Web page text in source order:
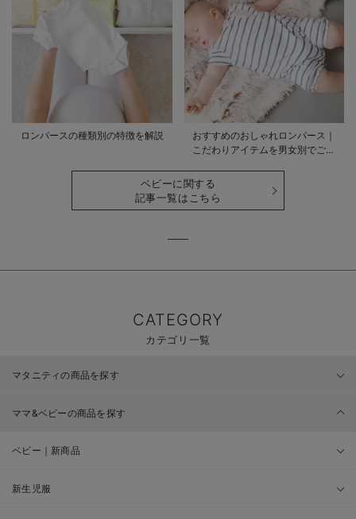
ロンパースの種類別の特徴を解説
おすすめのおしゃれロンパース｜
こだわりアイテムを男女別でご紹
ベビーに関する
記事一覧はこちら
CATEGORY
カテゴリ一覧
マタニティの商品を探す
ママ&ベビーの商品を探す
ベビー｜新商品
新生児服